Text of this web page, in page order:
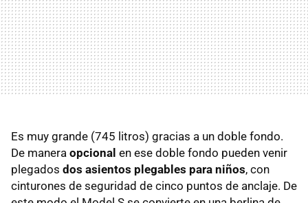
Es muy grande (745 litros) gracias a un doble fondo.
De manera opcional en ese doble fondo pueden venir
plegados dos asientos plegables para niños, con
cinturones de seguridad de cinco puntos de anclaje. De